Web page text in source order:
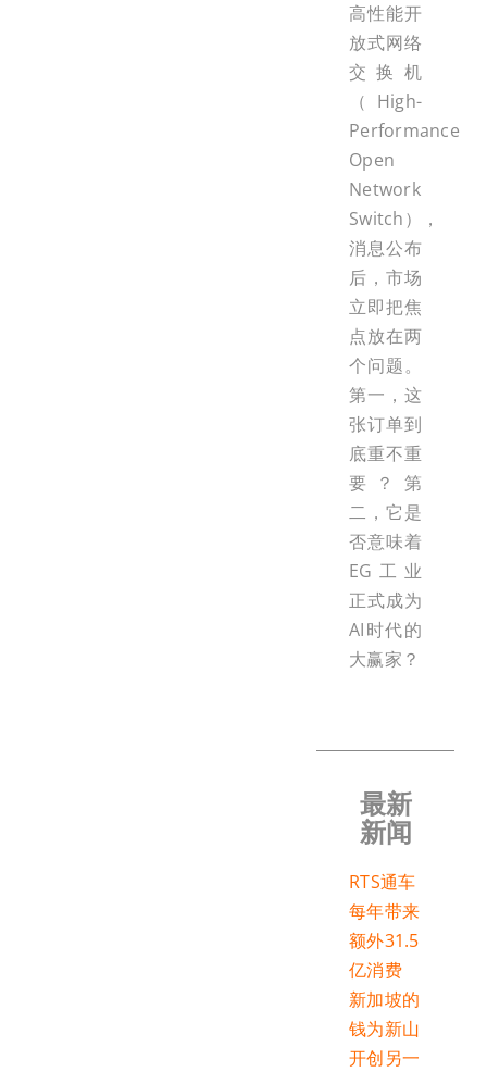
高性能开
放式网络
交换机
（High-
Performance
Open
Network
Switch），
消息公布
后，市场
立即把焦
点放在两
个问题。
第一，这
张订单到
底重不重
要？第
二，它是
否意味着
EG工业
正式成为
AI时代的
大赢家？
最新
新闻
RTS通车
每年带来
额外31.5
亿消费
新加坡的
钱为新山
开创另一